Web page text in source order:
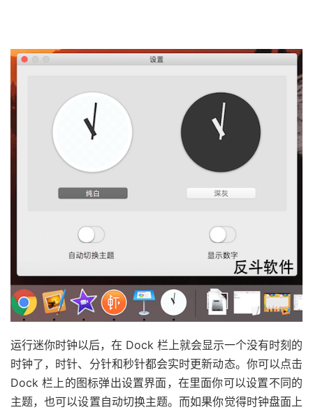
运行迷你时钟以后，在 Dock 栏上就会显示一个没有时刻的
时钟了，时针、分针和秒针都会实时更新动态。你可以点击
Dock 栏上的图标弹出设置界面，在里面你可以设置不同的
主题，也可以设置自动切换主题。而如果你觉得时钟盘面上